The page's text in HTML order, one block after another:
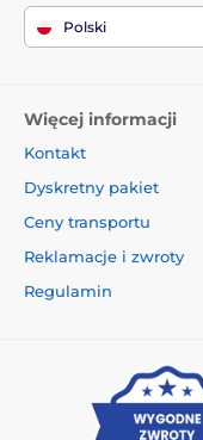
Polski
Więcej informacji
Kontakt
Dyskretny pakiet
Ceny transportu
Reklamacje i zwroty
Regulamin